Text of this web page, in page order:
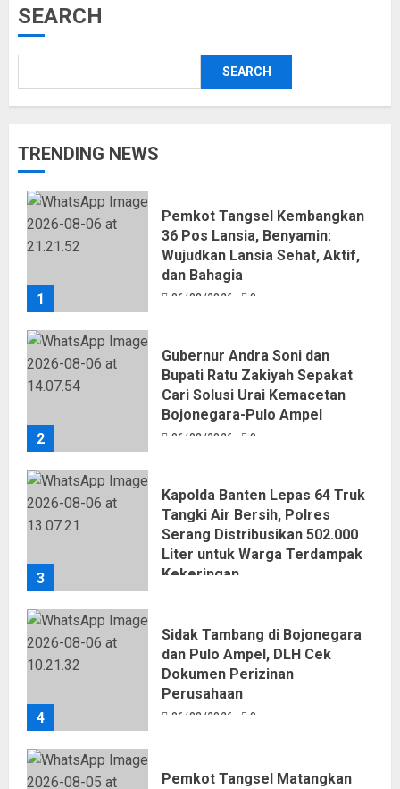
SEARCH
SEARCH
TRENDING NEWS
1
Pemkot Tangsel Kembangkan
36 Pos Lansia, Benyamin:
Wujudkan Lansia Sehat, Aktif,
dan Bahagia
06/08/2026 0
2
Gubernur Andra Soni dan
Bupati Ratu Zakiyah Sepakat
Cari Solusi Urai Kemacetan
Bojonegara-Pulo Ampel
06/08/2026 0
3
Kapolda Banten Lepas 64 Truk
Tangki Air Bersih, Polres
Serang Distribusikan 502.000
Liter untuk Warga Terdampak
Kekeringan
4
Sidak Tambang di Bojonegara
dan Pulo Ampel, DLH Cek
Dokumen Perizinan
Perusahaan
06/08/2026 0
Pemkot Tangsel Matangkan